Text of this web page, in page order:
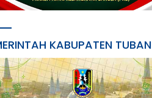
KABUPATEN TUBAN